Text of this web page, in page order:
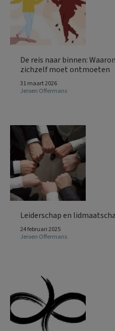
De reis naar binnen:
zichzelf moet ontmoeten
31 maart 2026
Jeroen Offermans
Leiderschap en
24 februari 2025
Jeroen Offermans